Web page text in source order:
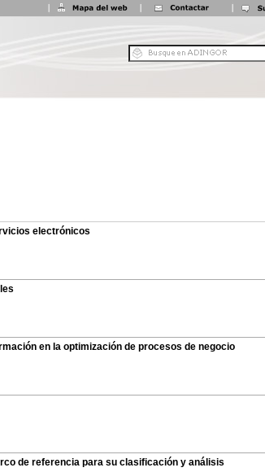
electrónicos
en la optimización de procesos de negocio
de referencia para su clasificación y análisis